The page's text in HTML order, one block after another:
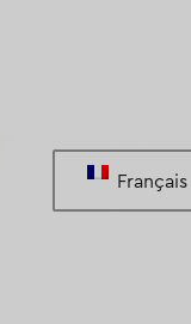
Français